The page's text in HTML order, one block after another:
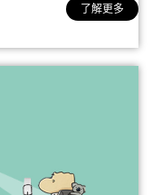
了解更多